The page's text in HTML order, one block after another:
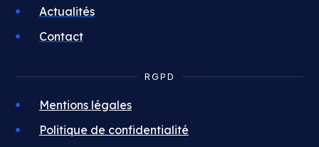
Actualités
Contact
RGPD
Mentions légales
Politique de confidentialité